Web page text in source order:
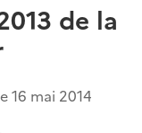
de la
16 mai 2014